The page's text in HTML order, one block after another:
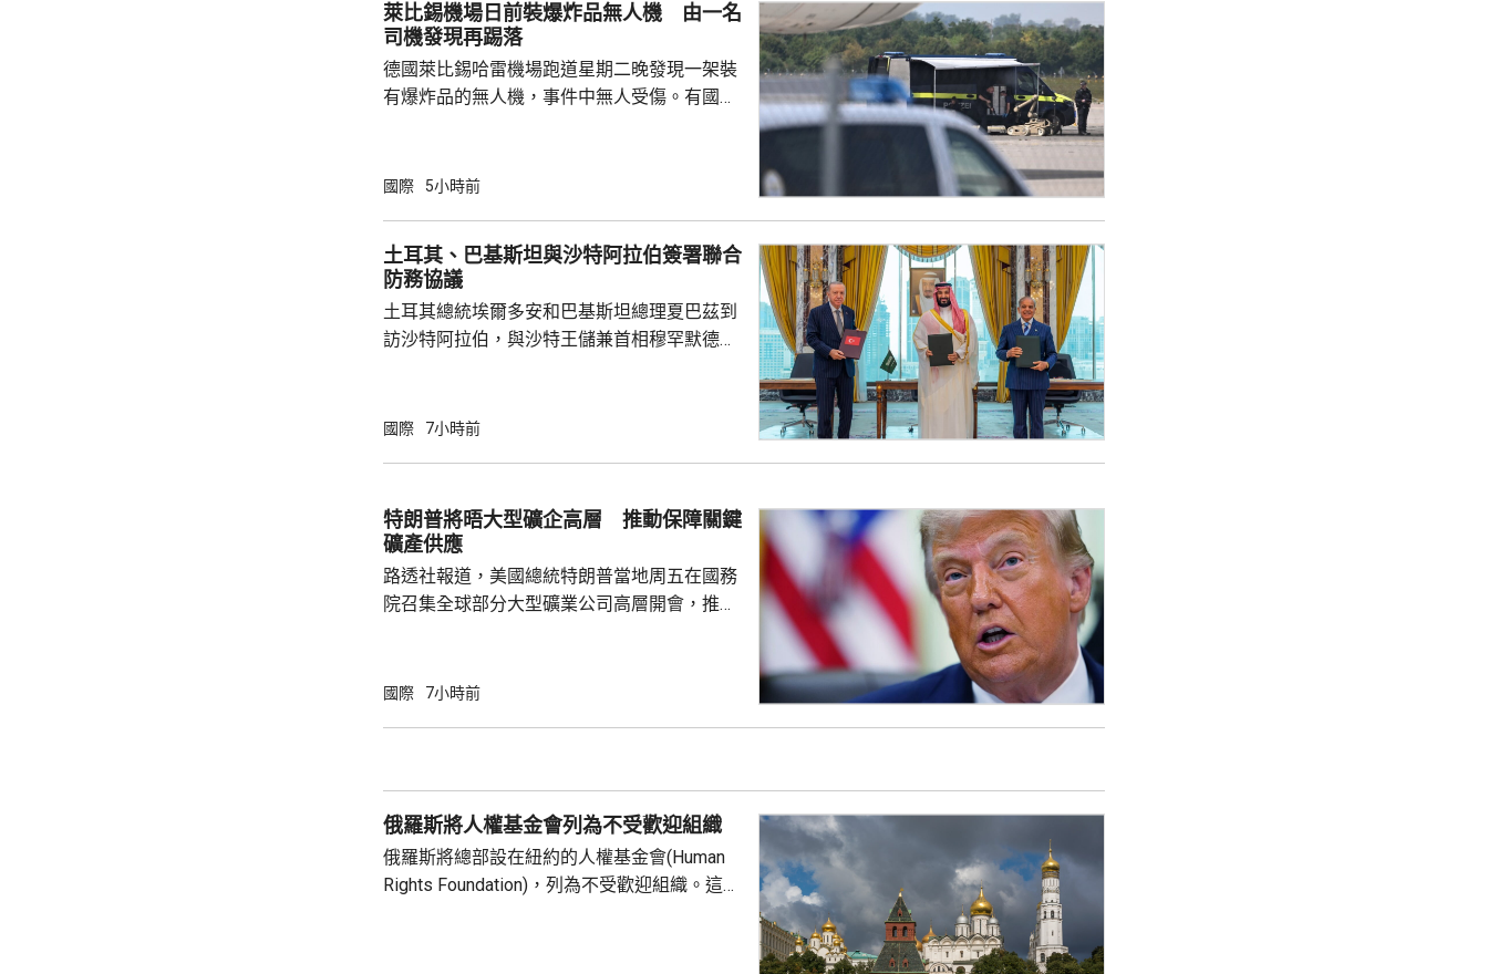
內的親屬，將為家屬在泰國善後提...
萊比錫機場日前裝爆炸品無人機 由一名
司機發現再踢落
德國萊比錫哈雷機場跑道星期二晚發現一架裝
有爆炸品的無人機，事件中無人受傷。有國會
容司機行為大膽及勇敢，亦非常危險，但就因
當局。 報道指，涉事無人機在一架烏克蘭安東
諾夫運輸機附近被發現，檢察官已展開反恐調
查。德國政府發言人表示，總理默茨已召...
國際 5小時前
土耳其、巴基斯坦與沙特阿拉伯簽署聯合
防務協議
土耳其總統埃爾多安和巴基斯坦總理夏巴茲到
訪沙特阿拉伯，與沙特王儲兼首相穆罕默德在
任何一國遭受武裝攻擊，都會被視為對三國的
作。路透社引述有土耳其官員指，協議純屬防
禦性質，僅承諾為防禦目的提供相互支持，不
國際 7小時前
特朗普將晤大型礦企高層 推動保障關鍵
礦產供應
路透社報道，美國總統特朗普當地周五在國務
院召集全球部分大型礦業公司高層開會，推動
但華府正急需關鍵礦產來補充伊朗戰事期間耗
鏈的依賴，計劃宣布一系列協議和諒解備忘
錄。 消息人士預計，出席的業界巨頭包括全
球...
國際 7小時前
俄羅斯將人權基金會列為不受歡迎組織
俄羅斯將總部設在紐約的人權基金會(Human
Rights Foundation)，列為不受歡迎組織。這個